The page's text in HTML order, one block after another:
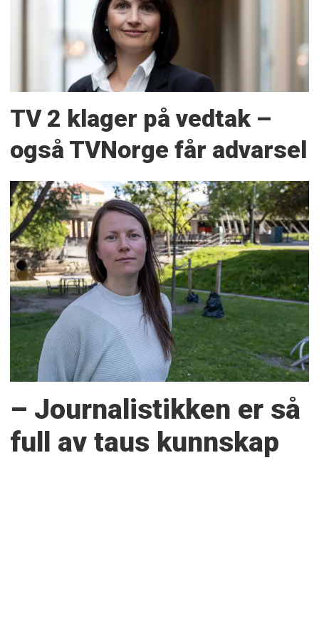
TV 2 klager på vedtak –
også TVNorge får advarsel
– Journalistikken er så
full av taus kunnskap